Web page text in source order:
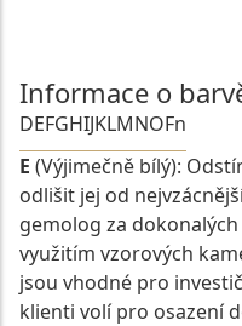
Informace o
DEFGHIJKLMNOFn
E (Výjimečně bílý):
odlišit jej od
gemolog za
využitím vzorových
jsou vhodné pro
klienti volí pro osazení